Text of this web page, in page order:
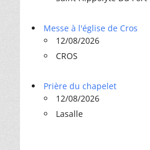
Messe à l'église de Cros
12/08/2026
CROS
Prière du chapelet
12/08/2026
Lasalle